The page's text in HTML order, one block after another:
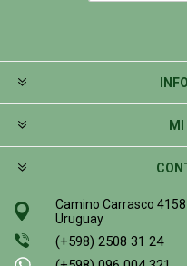
Camino Carrasco
Uruguay
(+598) 2508 31 24